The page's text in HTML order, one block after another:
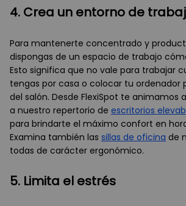
4. Crea un entorno de
Para mantenerte concentrado y
dispongas de un espacio de trabajo
Esto significa que no vale para trabajar
tengas por casa o colocar tu ordenador
del salón. Desde FlexiSpot te animamos
a nuestro repertorio de escritorios
para brindarte el máximo confort en
Examina también las sillas de oficina de
todas de carácter ergonómico.
5. Limita el estrés